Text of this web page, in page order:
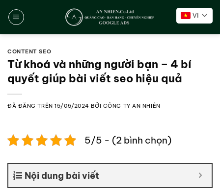
đến
VI
CONTENT SEO
Từ khoá và những người bạn – 4 bí
quyết giúp bài viết seo hiệu quả
ĐÃ ĐĂNG TRÊN15/05/2024 BỞI CÔNG TY AN NHIÊN
5/5 - (2 bình chọn)
Nội dung bài viết